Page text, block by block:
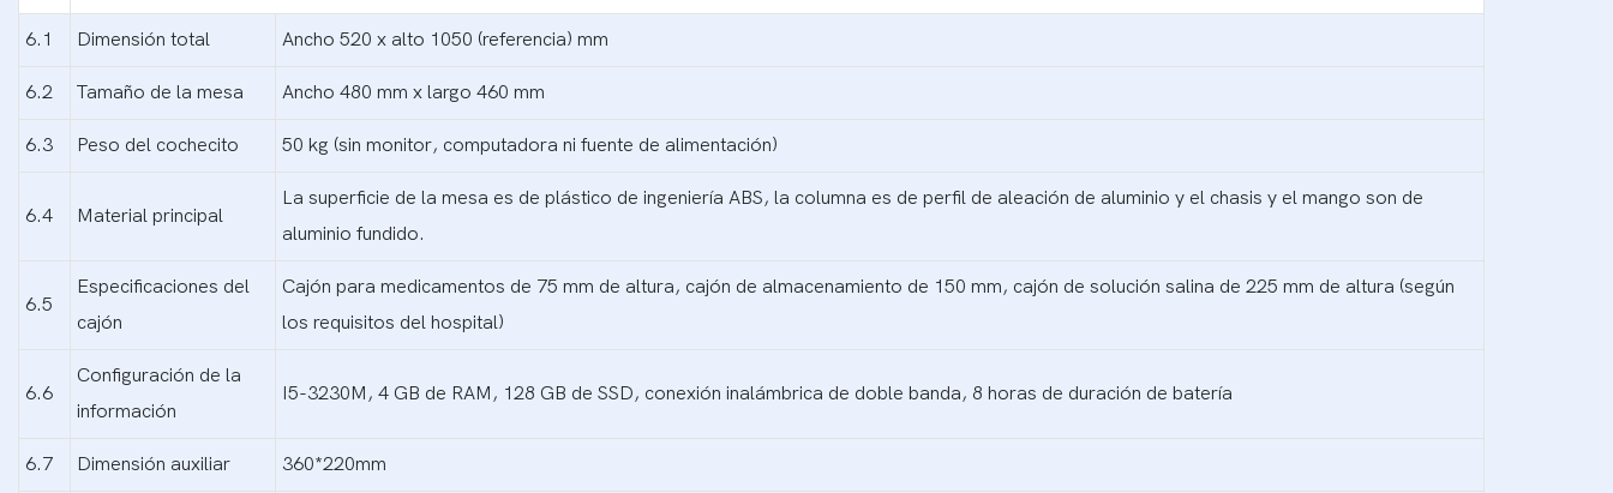
6.1 Dimensión total Ancho 520 x alto 1050 (referencia) mm
6.2 Tamaño de la mesa Ancho 480 mm x largo 460 mm
6.3 Peso del cochecito 50 kg (sin monitor, computadora ni fuente de alimentación)
6.4 Material principal
La superficie de la mesa es de plástico de ingeniería ABS, la columna es de perfil de aleación de aluminio y el chasis y el mango son de
aluminio fundido.
6.5
Especificaciones del
cajón
Cajón para medicamentos de 75 mm de altura, cajón de almacenamiento de 150 mm, cajón de solución salina de 225 mm de altura (según
los requisitos del hospital)
6.6
Configuración de la
información
I5-3230M, 4 GB de RAM, 128 GB de SSD, conexión inalámbrica de doble banda, 8 horas de duración de batería
6.7 Dimensión auxiliar 360*220mm